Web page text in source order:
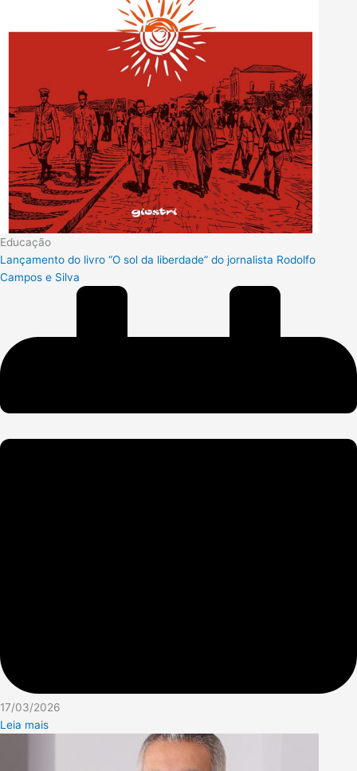
Educação
Lançamento do livro “O sol da liberdade” do jornalista Rodolfo
Campos e Silva
17/03/2026
Leia mais